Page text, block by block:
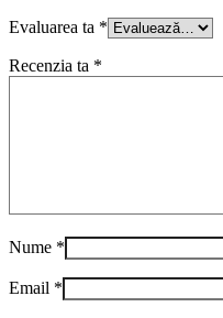
Evaluarea ta *
Recenzia ta *
Nume *
Email *